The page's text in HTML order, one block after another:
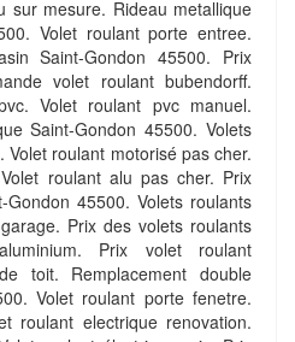
sur mesure. Rideau metallique
Volet roulant porte entree.
Saint-Gondon 45500. Prix
volet roulant bubendorff.
Volet roulant pvc manuel.
Saint-Gondon 45500. Volets
roulant motorisé pas cher.
roulant alu pas cher. Prix
45500. Volets roulants
Prix des volets roulants
Prix volet roulant
toit. Remplacement double
Volet roulant porte fenetre.
roulant electrique renovation.